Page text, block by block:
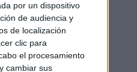
por un dispositivo
de audiencia y
de localización
clic para
el procesamiento
cambiar sus